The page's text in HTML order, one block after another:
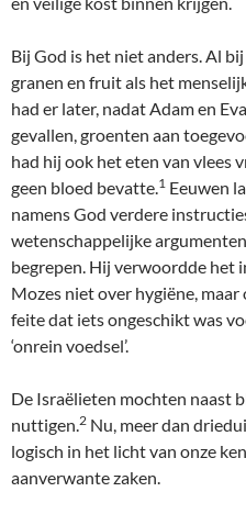
Bij God is het niet anders. Al
granen en fruit als het
had er later, nadat Adam en
gevallen, groenten aan
had hij ook het eten van vlees
geen bloed bevatte.1 Eeuwen
namens God verdere
wetenschappelijke
begrepen. Hij verwoordde het
Mozes niet over hygiëne, maar
feite dat iets ongeschikt was
‘onrein voedsel’.
De Israëlieten mochten naast
nuttigen.2 Nu, meer dan
logisch in het licht van onze
aanverwante zaken.